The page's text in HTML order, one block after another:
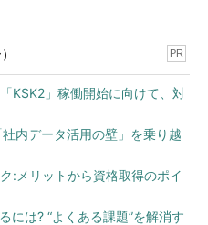
PR
KSK2」稼働開始に向けて、対
内データ活用の壁」を乗り越
:メリットから資格取得のポイ
には? “よくある課題”を解消す